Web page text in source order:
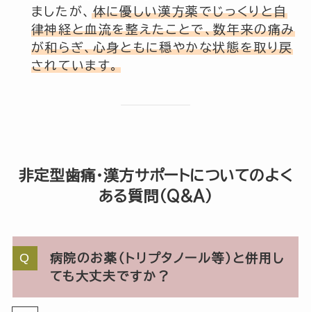
ましたが、
体に優しい漢方薬でじっくりと自
律神経と血流を整えたことで、数年来の痛み
が和らぎ、心身ともに穏やかな状態を取り戻
されています。
非定型歯痛・漢方サポートについてのよく
ある質問（Q&A）
病院のお薬（トリプタノール等）と併用し
ても大丈夫ですか？